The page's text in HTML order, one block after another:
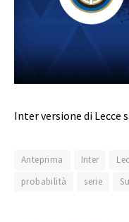
Inter versione di Lecce
Anteprima Inter
probabilità
serie